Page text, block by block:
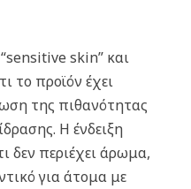
skin” και
το προϊόν έχει
της πιθανότητας
Η ένδειξη
δεν περιέχει άρωμα,
για άτομα με